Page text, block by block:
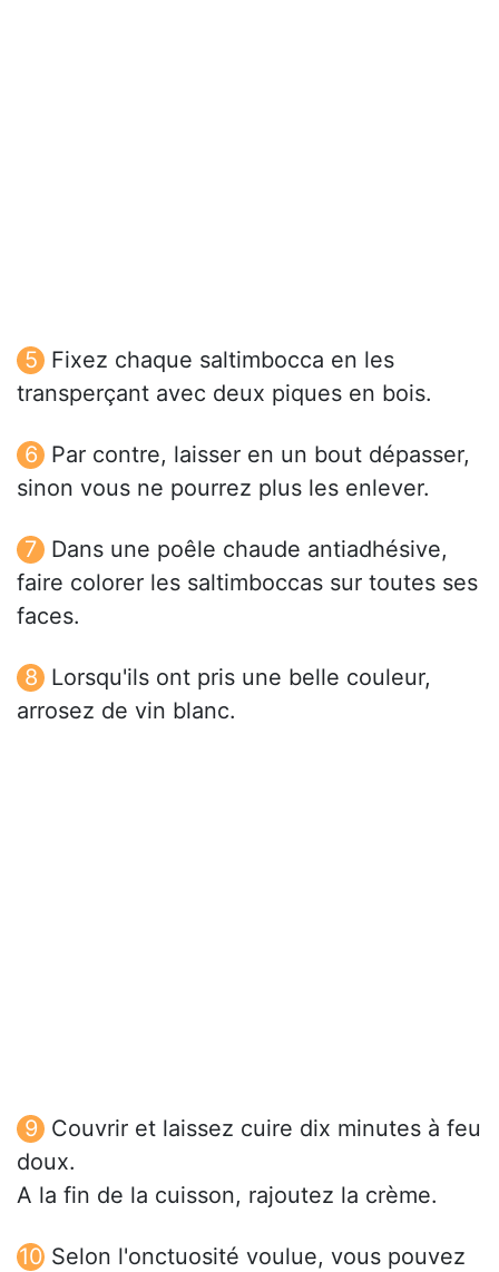
Fixez chaque saltimbocca en les
transperçant avec deux piques en bois.
Par contre, laisser en un bout dépasser,
sinon vous ne pourrez plus les enlever.
Dans une poêle chaude antiadhésive,
faire colorer les saltimboccas sur toutes ses
faces.
Lorsqu'ils ont pris une belle couleur,
arrosez de vin blanc.
Couvrir et laissez cuire dix minutes à feu
doux.
A la fin de la cuisson, rajoutez la crème.
Selon l'onctuosité voulue, vous pouvez